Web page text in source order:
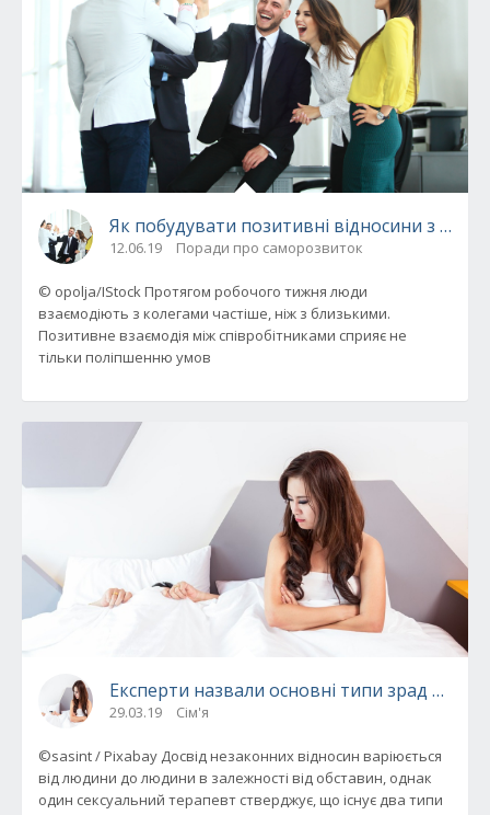
Як побудувати позитивні відносини з
12.06.19 Поради про саморозвиток
© opolja/IStock Протягом робочого тижня люди
взаємодіють з колегами частіше, ніж з близькими.
Позитивне взаємодія між співробітниками сприяє не
тільки поліпшенню умов
Експерти назвали основні типи зрад в
29.03.19 Сім'я
©sasint / Pixabay Досвід незаконних відносин варіюється
від людини до людини в залежності від обставин, однак
один сексуальний терапевт стверджує, що існує два типи